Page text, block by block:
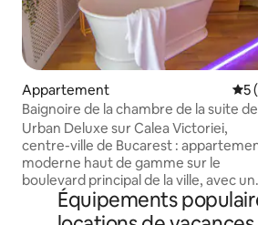
Appartement
5
Baignoire de la chambre de la suite de
luxe Calea Victoriei
Urban Deluxe sur Calea Victoriei,
centre-ville de Bucarest :
moderne haut de gamme sur le
boulevard principal de la ville, avec un
sauna en verre privé dans le salon,
baignoire autoportante dans la
Équipements